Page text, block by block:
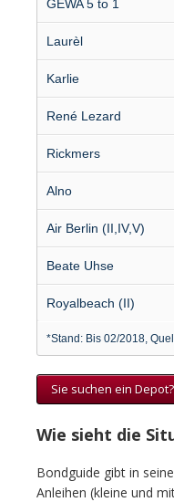
GEWA 5 to 1
Laurèl
Karlie
René Lezard
Rickmers
Alno
Air Berlin (II,IV,V)
Beate Uhse
Royalbeach (II)
*Stand: Bis 02/2018,
Sie suchen ein
Wie sieht die
Bondguide gibt in
Anleihen (kleine und